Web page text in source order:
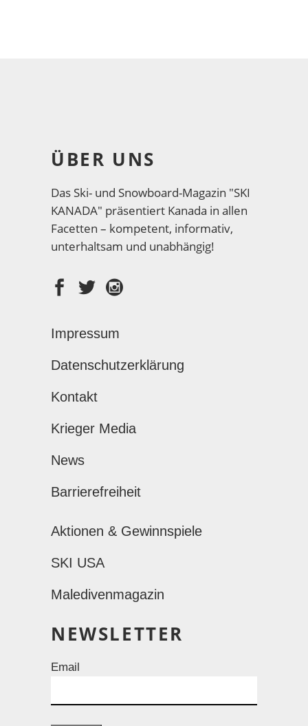
ÜBER UNS
Das Ski- und Snowboard-Magazin "SKI
KANADA" präsentiert Kanada in allen
Facetten – kompetent, informativ,
unterhaltsam und unabhängig!
Impressum
Datenschutzerklärung
Kontakt
Krieger Media
News
Barrierefreiheit
Aktionen & Gewinnspiele
SKI USA
Maledivenmagazin
NEWSLETTER
Email